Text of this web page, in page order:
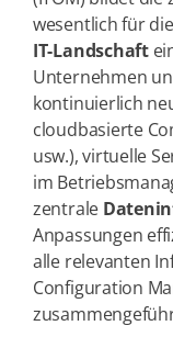
wesentlich für
IT-Landschaft
Unternehmen
kontinuierlich
cloudbasierte
usw.), virtuelle
im
zentrale
Anpassungen
alle relevanten
Configuration